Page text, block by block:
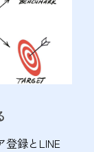
録とLINE